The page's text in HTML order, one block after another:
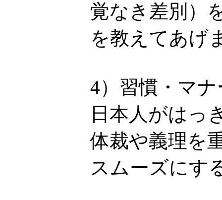
覚なき差別）
を教えてあげ
4）習慣・マ
日本人がはっ
体裁や義理を
スムーズにす